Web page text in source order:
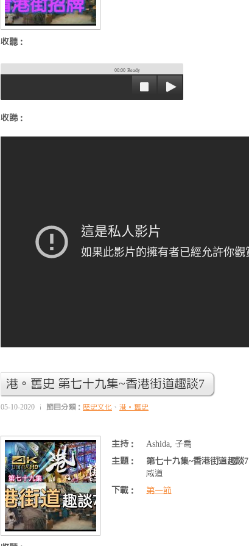
收聽：
00:00 Ready
收睇：
港。舊史 第七十九集~香港街道趣談7
05-10-2020 節目分類： 歷史文化 、 港。舊史
主持：
Ashida, 子喬
主題：
第七十九集~香港街道趣談7
咸道
下載：
第一節